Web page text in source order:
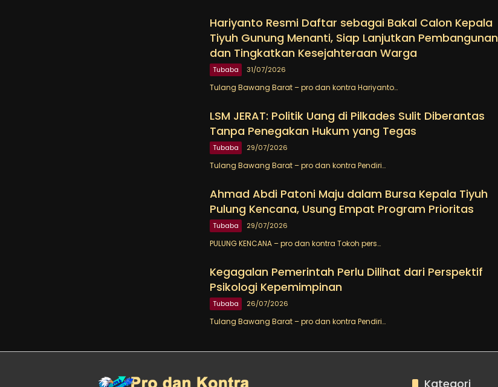
Hariyanto Resmi Daftar sebagai Bakal Calon Kepala
Tiyuh Gunung Menanti, Siap Lanjutkan Pembangunan
dan Tingkatkan Kesejahteraan Warga
Tubaba 31/07/2026
Tulang Bawang Barat – pro dan kontra Hariyanto…
LSM JERAT: Politik Uang di Pilkades Sulit Diberantas
Tanpa Penegakan Hukum yang Tegas
Tubaba 29/07/2026
Tulang Bawang Barat – pro dan kontra Pendiri…
Ahmad Abdi Patoni Maju dalam Bursa Kepala Tiyuh
Pulung Kencana, Usung Empat Program Prioritas
Tubaba 29/07/2026
PULUNG KENCANA – pro dan kontra Tokoh pers…
Kegagalan Pemerintah Perlu Dilihat dari Perspektif
Psikologi Kepemimpinan
Tubaba 26/07/2026
Tulang Bawang Barat – pro dan kontra Pendiri…
Kategori